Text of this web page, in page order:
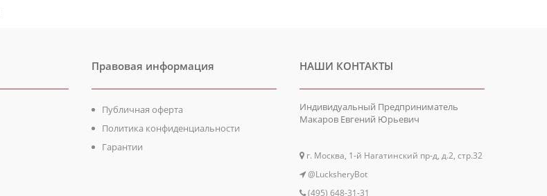
Правовая информация
Публичная оферта
Политика конфиденциальности
Гарантии
НАШИ КОНТАКТЫ
Индивидуальный Предприниматель
Макаров Евгений Юрьевич
г. Москва, 1-й Нагатинский пр-д, д.2, стр.32
@LucksheryBot
(495) 648-31-31